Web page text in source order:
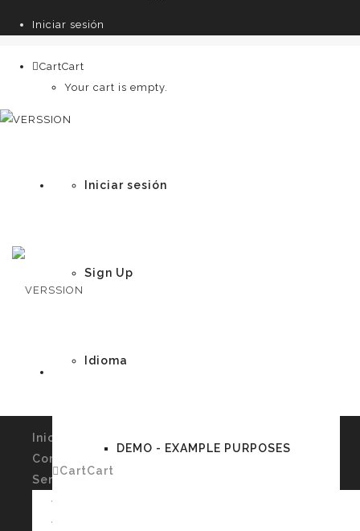
Iniciar sesión
CartCart
Your cart is empty.
Iniciar sesión
Sign Up
Idioma
DEMO - EXAMPLE PURPOSES
CartCart
Inicio
Conócenos
Servicios